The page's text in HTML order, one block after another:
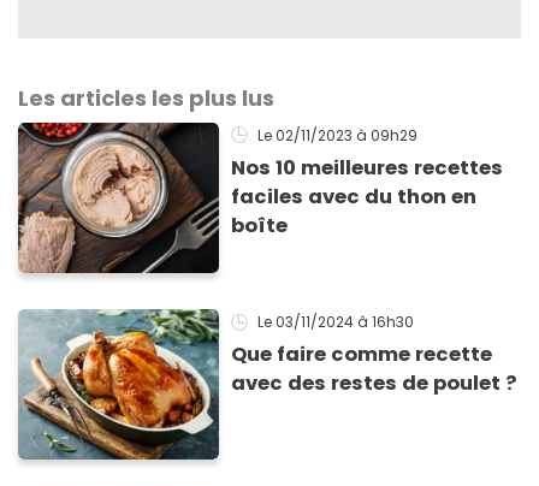
Les articles les plus lus
Le 02/11/2023 à 09h29
Nos 10 meilleures recettes
faciles avec du thon en
boîte
Le 03/11/2024 à 16h30
Que faire comme recette
avec des restes de poulet ?